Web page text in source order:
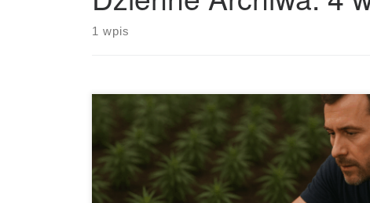
1 wpis
Suplementacja węglowodanami w uprawie roślin
Węglowodany dla roślin to temat, który coraz